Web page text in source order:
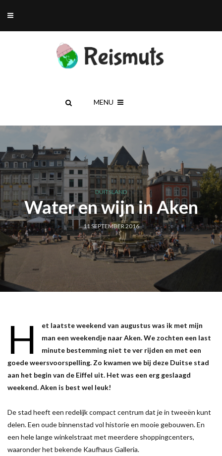
MENU
DUITSLAND
Water en wijn in Aken
11 SEPTEMBER 2016
H
et laatste weekend van augustus was ik met mijn
man een weekendje naar Aken. We zochten een last
minute bestemming niet te ver rijden en met een
goede weersvoorspelling. Zo kwamen we bij deze Duitse stad
aan het begin van de Eiffel uit. Het was een erg geslaagd
weekend. Aken is best wel leuk!
De stad heeft een redelijk compact centrum dat je in tweeën kunt
delen. Een oude binnenstad vol historie en mooie gebouwen. En
een hele lange winkelstraat met meerdere shoppingcenters,
waaronder het bekende Kaufhaus Galleria.